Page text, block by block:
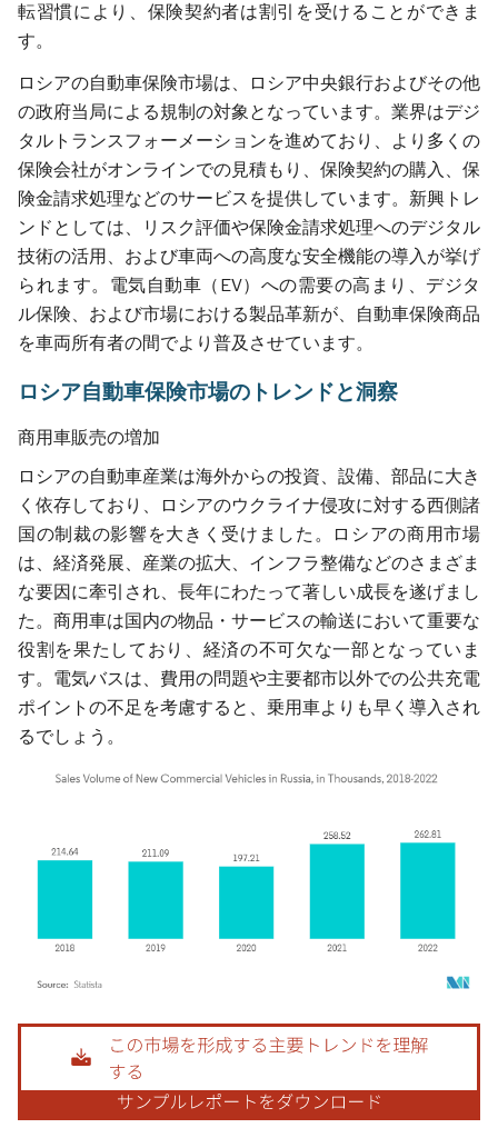
転習慣により、保険契約者は割引を受けることができま
す。
ロシアの自動車保険市場は、ロシア中央銀行およびその他
の政府当局による規制の対象となっています。業界はデジ
タルトランスフォーメーションを進めており、より多くの
保険会社がオンラインでの見積もり、保険契約の購入、保
険金請求処理などのサービスを提供しています。新興トレ
ンドとしては、リスク評価や保険金請求処理へのデジタル
技術の活用、および車両への高度な安全機能の導入が挙げ
られます。電気自動車（EV）への需要の高まり、デジタ
ル保険、および市場における製品革新が、自動車保険商品
を車両所有者の間でより普及させています。
ロシア自動車保険市場のトレンドと洞察
商用車販売の増加
ロシアの自動車産業は海外からの投資、設備、部品に大き
く依存しており、ロシアのウクライナ侵攻に対する西側諸
国の制裁の影響を大きく受けました。ロシアの商用市場
は、経済発展、産業の拡大、インフラ整備などのさまざま
な要因に牽引され、長年にわたって著しい成長を遂げまし
た。商用車は国内の物品・サービスの輸送において重要な
役割を果たしており、経済の不可欠な一部となっていま
す。電気バスは、費用の問題や主要都市以外での公共充電
ポイントの不足を考慮すると、乗用車よりも早く導入され
るでしょう。
画像 © Mordor Intelligence。再利用にはCC BY 4.0の表示が必要です。